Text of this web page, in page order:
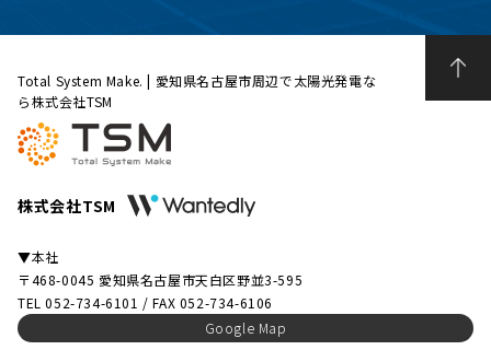
Total System Make. | 愛知県名古屋市周辺で太陽光発電な
ら株式会社TSM
株式会社TSM
▼本社
〒468-0045 愛知県名古屋市天白区野並3-595
TEL 052-734-6101 / FAX 052-734-6106
Google Map